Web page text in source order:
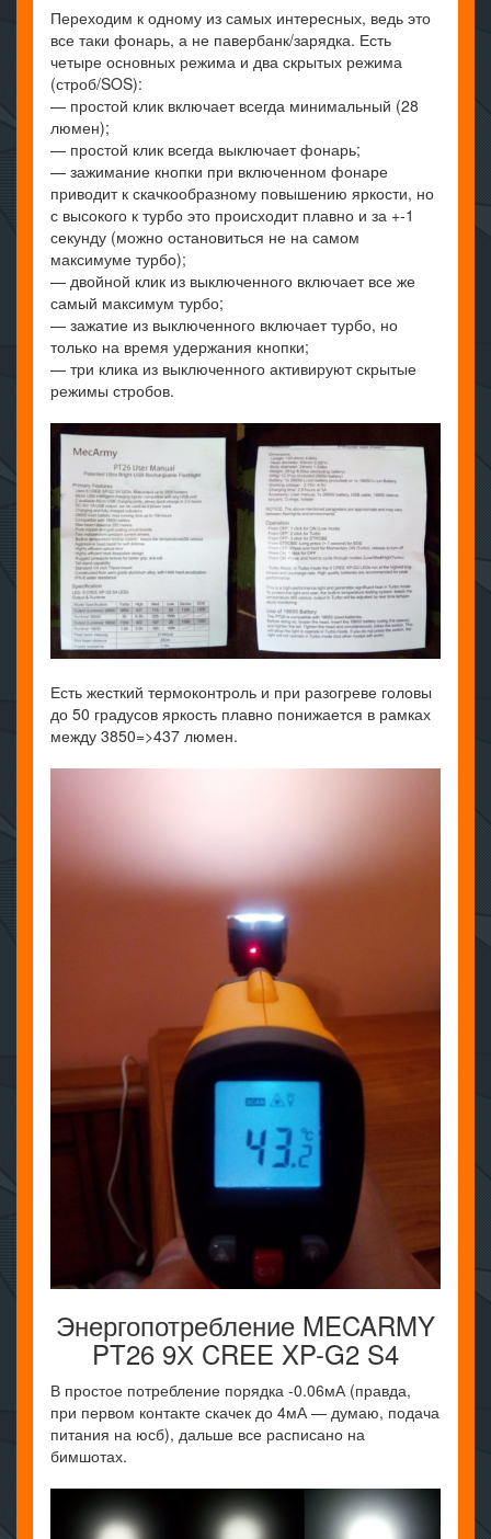
Переходим к одному из самых интересных, ведь это
все таки фонарь, а не павербанк/зарядка. Есть
четыре основных режима и два скрытых режима
(строб/SOS):
— простой клик включает всегда минимальный (28
люмен);
— простой клик всегда выключает фонарь;
— зажимание кнопки при включенном фонаре
приводит к скачкообразному повышению яркости, но
с высокого к турбо это происходит плавно и за +-1
секунду (можно остановиться не на самом
максимуме турбо);
— двойной клик из выключенного включает все же
самый максимум турбо;
— зажатие из выключенного включает турбо, но
только на время удержания кнопки;
— три клика из выключенного активируют скрытые
режимы стробов.
Есть жесткий термоконтроль и при разогреве головы
до 50 градусов яркость плавно понижается в рамках
между 3850=>437 люмен.
Энергопотребление MECARMY
PT26 9Х CREE XP-G2 S4
В простое потребление порядка -0.06мА (правда,
при первом контакте скачек до 4мА — думаю, подача
питания на юсб), дальше все расписано на
бимшотах.